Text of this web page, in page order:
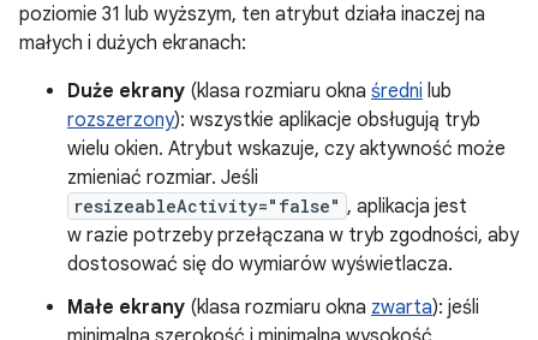
poziomie 31 lub wyższym, ten atrybut działa inaczej na
małych i dużych ekranach:
Duże ekrany (klasa rozmiaru okna średni lub
rozszerzony): wszystkie aplikacje obsługują tryb
wielu okien. Atrybut wskazuje, czy aktywność może
zmieniać rozmiar. Jeśli
resizeableActivity="false" , aplikacja jest
w razie potrzeby przełączana w tryb zgodności, aby
dostosować się do wymiarów wyświetlacza.
Małe ekrany (klasa rozmiaru okna zwarta): jeśli